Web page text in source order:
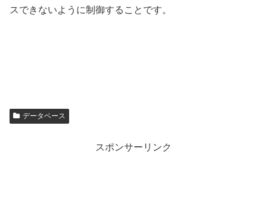
スできないように制御することです。
データベース
スポンサーリンク